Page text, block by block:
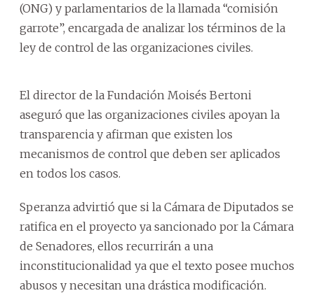
(ONG) y parlamentarios de la llamada “comisión
garrote”, encargada de analizar los términos de la
ley de control de las organizaciones civiles.
El director de la Fundación Moisés Bertoni
aseguró que las organizaciones civiles apoyan la
transparencia y afirman que existen los
mecanismos de control que deben ser aplicados
en todos los casos.
Speranza advirtió que si la Cámara de Diputados se
ratifica en el proyecto ya sancionado por la Cámara
de Senadores, ellos recurrirán a una
inconstitucionalidad ya que el texto posee muchos
abusos y necesitan una drástica modificación.